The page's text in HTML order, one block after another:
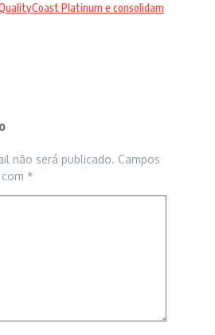
Platinum e consolidam
não será publicado. Campos
*